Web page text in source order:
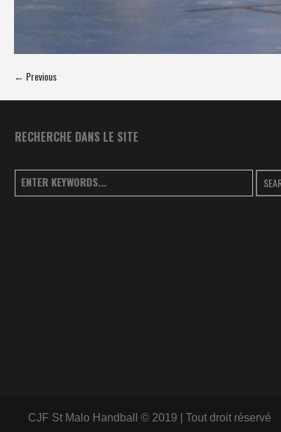
← Previous
RECHERCHE DANS LE SITE
CJF St Malo Handball © 2019 | Tout droit réservé